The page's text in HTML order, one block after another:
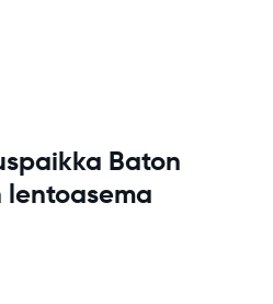
Baton
lentoasema